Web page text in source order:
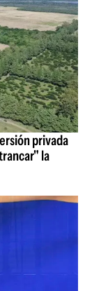
privada
la